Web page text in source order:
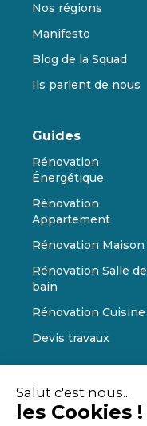
Salut c'est nous...
les Cookies !
Nos régions
Manifesto
Blog de la Squad
Ils parlent de nous
Guides
Rénovation
Énergétique
Rénovation
Appartement
Rénovation Maison
Rénovation Salle de
bain
Rénovation Cuisine
Devis travaux